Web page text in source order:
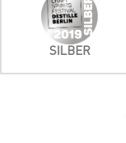
SILBER